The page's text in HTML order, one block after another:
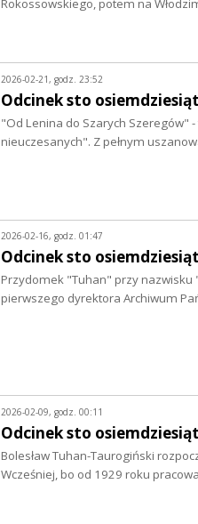
2026-02-21, godz. 23:52
Odcinek sto
"Od Lenina do Szarych Szeregów"
nieuczesanych". Z pełnym
2026-02-16, godz. 01:47
Odcinek sto
Przydomek "Tuhan" przy nazwisku
pierwszego dyrektora Archiwum
2026-02-09, godz. 00:11
Odcinek sto
Bolesław Tuhan-Taurogiński
Wcześniej, bo od 1929 roku